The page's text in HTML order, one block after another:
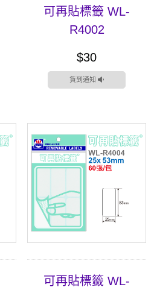
可再貼標籤 WL-
R4002
$30
貨到通知
可再貼標籤 WL-